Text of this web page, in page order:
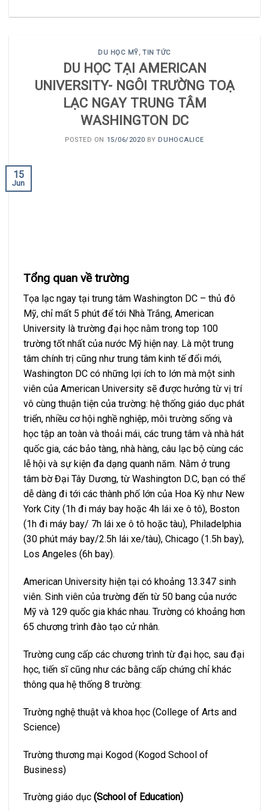
DU HỌC MỸ,TIN TỨC
DU HỌC TẠI AMERICAN
UNIVERSITY- NGÔI TRƯỜNG TOẠ
LẠC NGAY TRUNG TÂM
WASHINGTON DC
POSTED ON 15/06/2020 BY DUHOCALICE
15
Jun
Tổng quan về trường
Tọa lạc ngay tại trung tâm Washington DC – thủ đô
Mỹ, chỉ mất 5 phút để tới Nhà Trắng, American
University là trường đại học nằm trong top 100
trường tốt nhất của nước Mỹ hiện nay. Là một trung
tâm chính trị cũng như trung tâm kinh tế đổi mới,
Washington DC có những lợi ích to lớn mà một sinh
viên của American University sẽ được hưởng từ vị trí
vô cùng thuận tiện của trường: hệ thống giáo dục phát
triển, nhiều cơ hội nghề nghiệp, môi trường sống và
học tập an toàn và thoải mái, các trung tâm và nhà hát
quốc gia, các bảo tàng, nhà hàng, câu lạc bộ cùng các
lễ hội và sự kiện đa dạng quanh năm. Nằm ở trung
tâm bờ Đại Tây Dương, từ Washington D.C, bạn có thể
dễ dàng đi tới các thành phố lớn của Hoa Kỳ như New
York City (1h đi máy bay hoặc 4h lái xe ô tô), Boston
(1h đi máy bay/ 7h lái xe ô tô hoặc tàu), Philadelphia
(30 phút máy bay/2.5h lái xe/tàu), Chicago (1.5h bay),
Los Angeles (6h bay).
American University hiện tại có khoảng 13.347 sinh
viên. Sinh viên của trường đến từ 50 bang của nước
Mỹ và 129 quốc gia khác nhau. Trường có khoảng hơn
65 chương trình đào tạo cử nhân.
Trường cung cấp các chương trình từ đại học, sau đại
học, tiến sĩ cũng như các bằng cấp chứng chỉ khác
thông qua hệ thống 8 trường:
Trường nghệ thuật và khoa học (College of Arts and
Science)
Trường thương mại Kogod (Kogod School of
Business)
Trường giáo dục (School of Education)